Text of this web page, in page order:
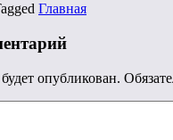
Главная
опубликован.